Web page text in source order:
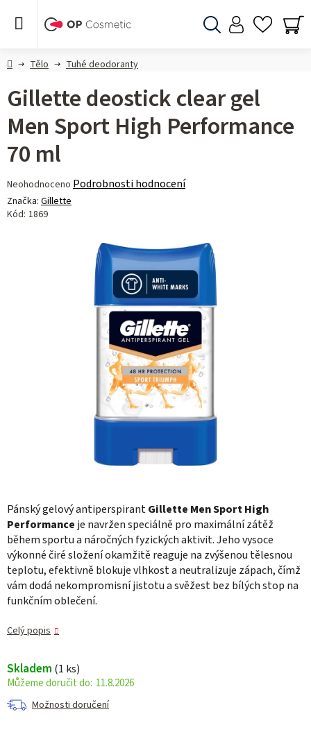
DomůTělo Tuhé deodoranty
Pánský gelový antiperspirantGillette Men Sport High
Performance je navržen speciálně pro maximální zátěž
během sportu a náročných fyzických aktivit. Jeho vysoce
výkonné čiré složení okamžitě reaguje na zvýšenou tělesnou
teplotu, efektivně blokuje vlhkost a neutralizuje zápach, čímž
vám dodá nekompromisní jistotu a svěžest bez bílých stop na
funkčním oblečení.
Celý popis
Skladem (1 ks)
11.8.2026
Možnosti doručení
Gillette deostick clear gel
Men Sport High Performance
70 ml
Průměrné
hodnocení
produktu
Neohodnoceno Podrobnosti hodnocení
Značka: Gillette
Kód: 1869